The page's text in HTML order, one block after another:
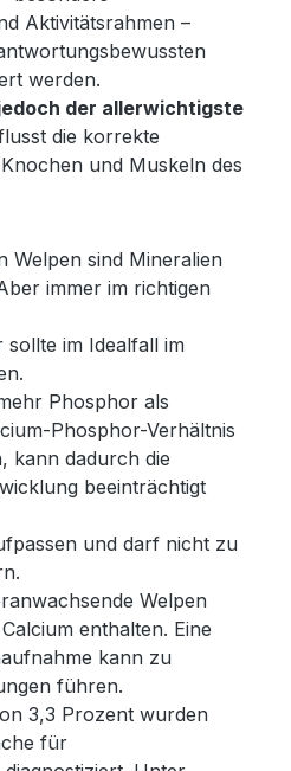
Aktivitätsrahmen –
werden.
der allerwichtigste
die korrekte
und Muskeln des
Welpen sind Mineralien
immer im richtigen
im Idealfall im
Phosphor als
Phosphor-Verhältnis
kann dadurch die
beeinträchtigt
und darf nicht zu
Welpen
enthalten. Eine
kann zu
führen.
3,3 Prozent wurden
für